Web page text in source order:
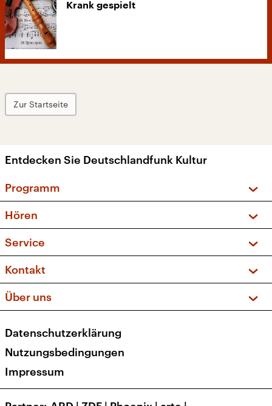
Krank gespielt
Zur Startseite
Entdecken Sie Deutschlandfunk Kultur
Programm
Sendungen und Podcasts
Musikliste
Kakadu – Das Kinderprogramm
Hören
Frequenzen (UKW + DAB+)
Service
FAQ
Apps
Newsletter
Veranstaltungen
Kontakt
Social Media
Über uns
Presse
Karriere
Transparenz
Datenschutzerklärung
Nutzungsbedingungen
Impressum